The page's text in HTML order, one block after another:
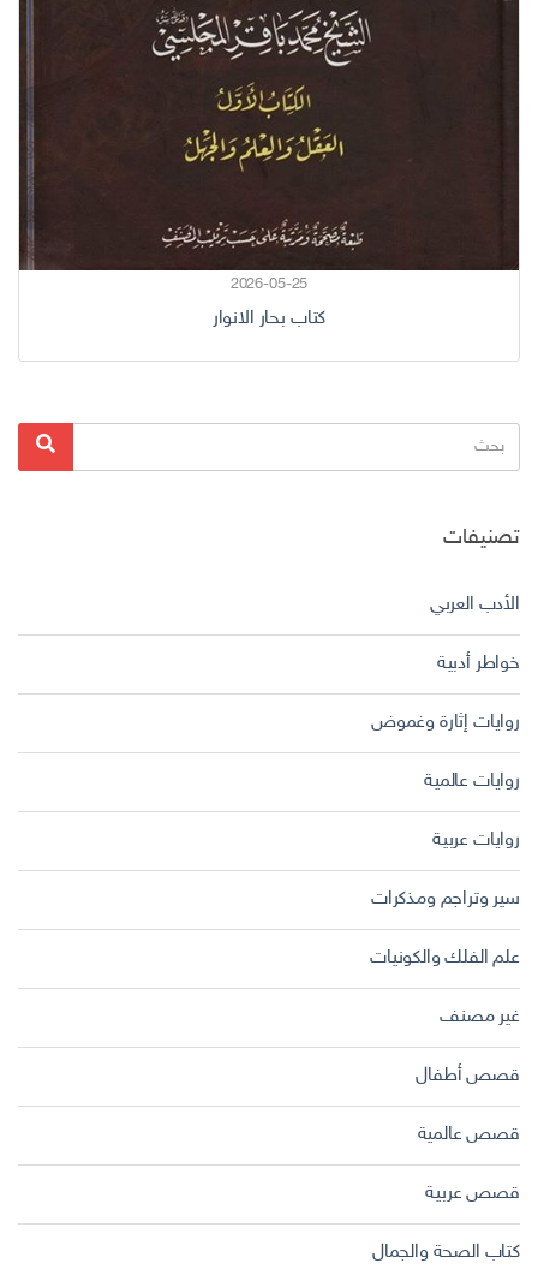
2026-05-25
كتاب بحار الانوار
البحث
عن:
بحث
تصنيفات
الأدب العربي
خواطر أدبية
روايات إثارة وغموض
روايات عالمية
روايات عربية
سير وتراجم ومذكرات
علم الفلك والكونيات
غير مصنف
قصص أطفال
قصص عالمية
قصص عربية
كتاب الصحة والجمال